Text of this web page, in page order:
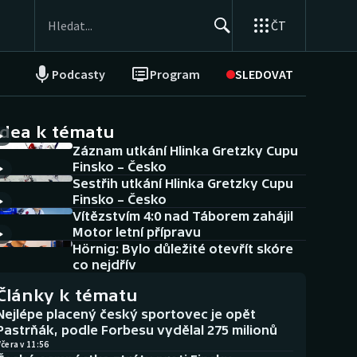
ČT
Podcasty Program SLEDOVAT
NEPŘEHLÉDNĚTE
Historické návraty
Aplikace ČT sport
AZ kvíz
k tématu
Záznam utkání Hlinka Gretzky Cupu
Finsko – Česko
Sestřih utkání Hlinka Gretzky Cupu
Finsko – Česko
Vítězstvím 4:0 nad Táborem zahájil
Motor letní přípravu
Hörnig: Bylo důležité otevřít skóre
co nejdřív
k tématu
placený český sportovec je opět
podle Forbesu vydělal 275 milionů
v 11:56